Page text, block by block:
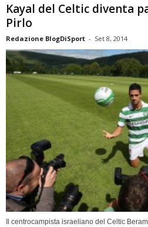
Kayal del Celtic diventa
Pirlo
Redazione BlogDiSport - Set 8, 2014
Il centrocampista israeliano del Celtic